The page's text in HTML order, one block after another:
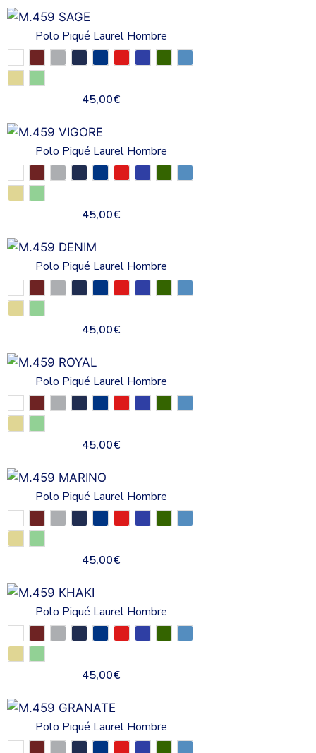
Polo Piqué Laurel Hombre
45,00€
Polo Piqué Laurel Hombre
45,00€
Polo Piqué Laurel Hombre
45,00€
Polo Piqué Laurel Hombre
45,00€
Polo Piqué Laurel Hombre
45,00€
Polo Piqué Laurel Hombre
45,00€
Polo Piqué Laurel Hombre